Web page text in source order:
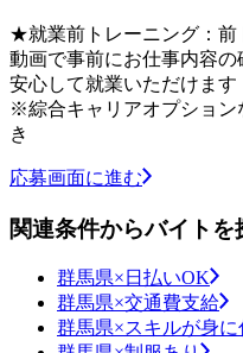
★就業前トレーニング：
動画で事前にお仕事内容
安心して就業いただけます
※綜合キャリアオプション
き
応募画面に進む
関連条件からバイトを
群馬県×日払いOK
群馬県×交通費支給
群馬県×スキルが身に